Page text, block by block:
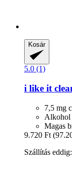
Kosár
5.0 (1)
i like it
7,5 mg
Alkohol
Magas
9.720 Ft
Szállítás